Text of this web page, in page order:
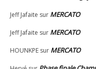
Jeff Jafaite sur MERCATO
Jeff Jafaite sur MERCATO
HOUNKPE sur MERCATO